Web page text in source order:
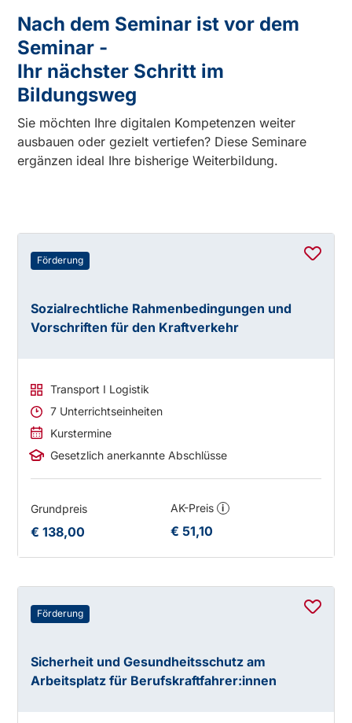
Nach dem Seminar ist vor dem
Seminar -
Ihr nächster Schritt im
Bildungsweg
Sie möchten Ihre digitalen Kompetenzen weiter
ausbauen oder gezielt vertiefen? Diese Seminare
ergänzen ideal Ihre bisherige Weiterbildung.
Förderung
Sozialrechtliche Rahmenbedingungen und
Vorschriften für den Kraftverkehr
Transport I Logistik
7 Unterrichtseinheiten
Kurstermine
Gesetzlich anerkannte Abschlüsse
Grundpreis
€ 138,00
AK-Preis i
€ 51,10
Förderung
Sicherheit und Gesundheitsschutz am
Arbeitsplatz für Berufskraftfahrer:innen